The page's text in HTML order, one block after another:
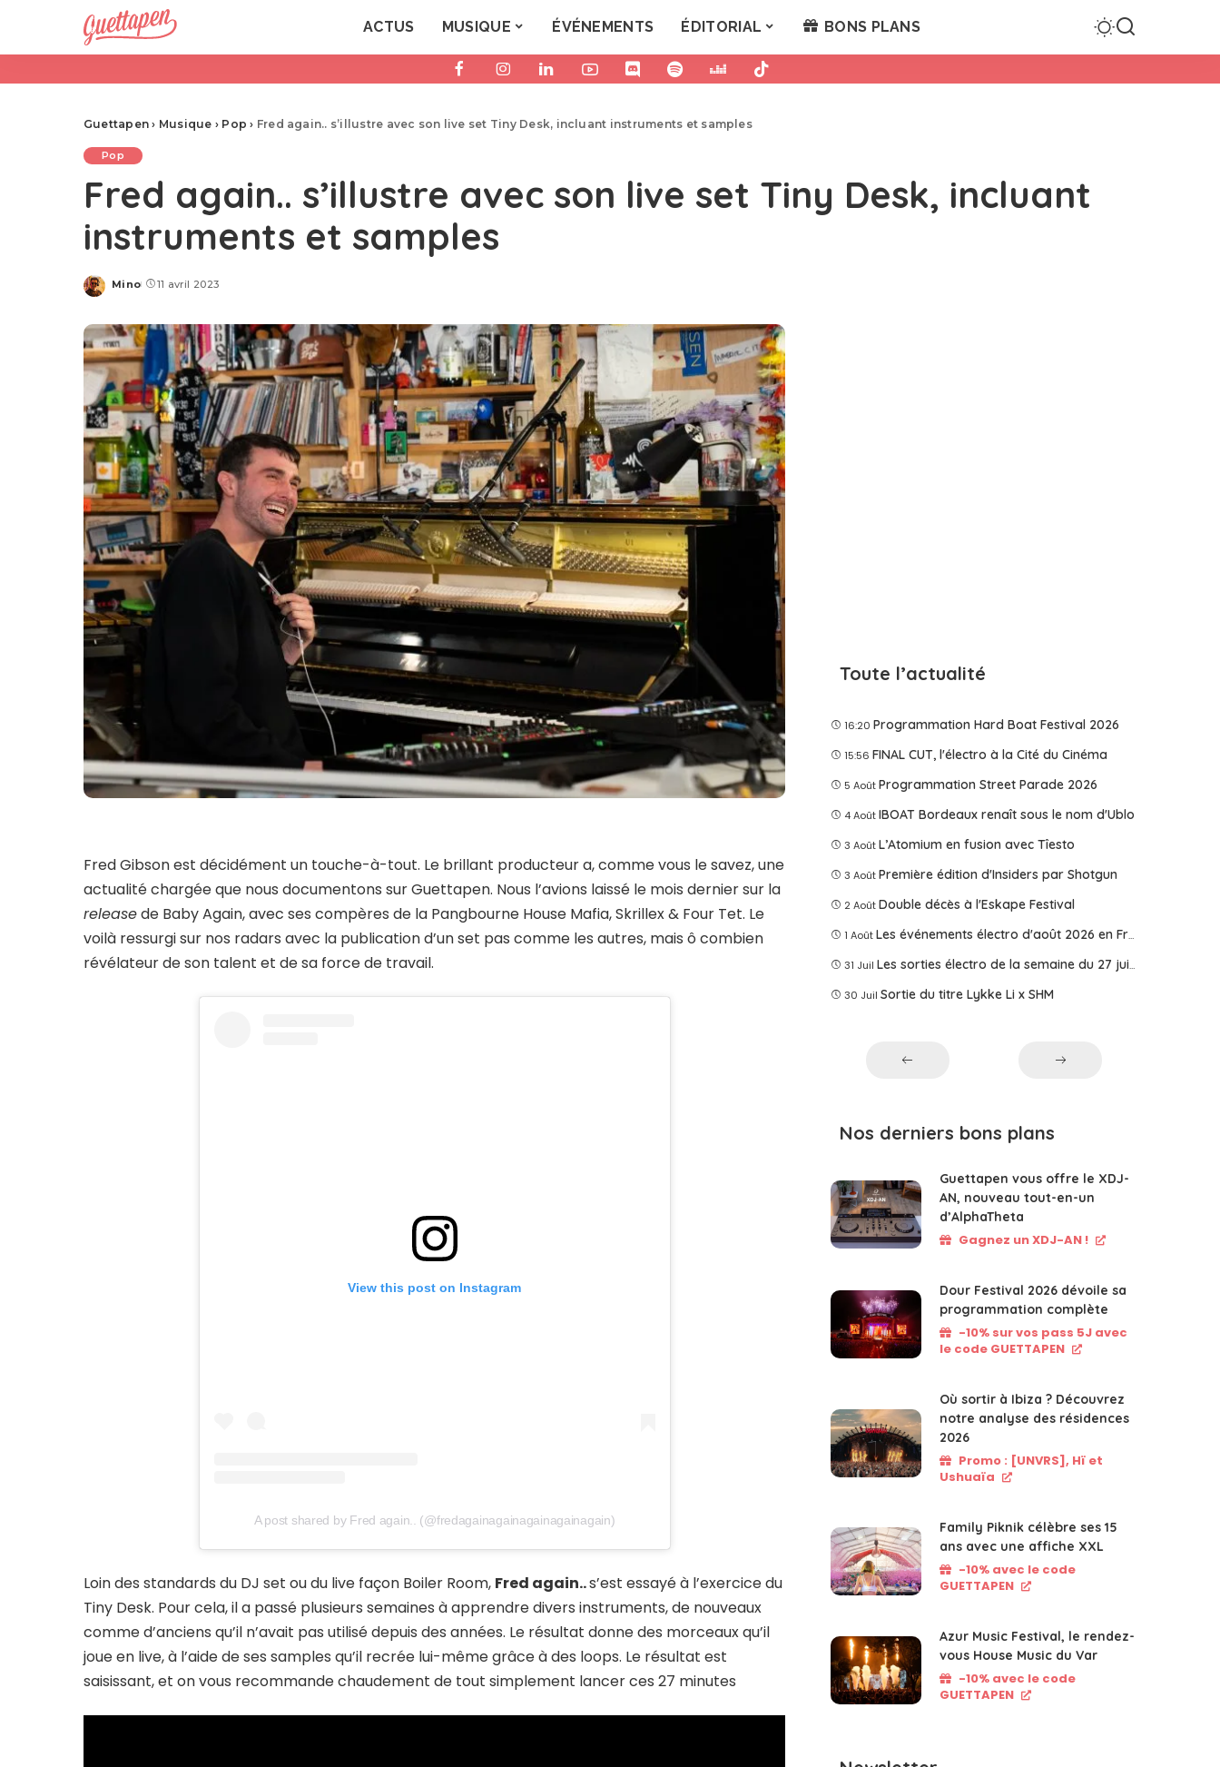
ACTUS MUSIQUE ÉVÉNEMENTS ÉDITORIAL BONS PLANS
Guettapen › Musique › Pop › Fred again.. s’illustre avec son live set Tiny Desk, incluant instruments et samples
Pop
Fred again.. s’illustre avec son live set Tiny Desk, incluant
instruments et samples
Posted
Mino 11 avril 2023
Fred Gibson est décidément un touche-à-tout. Le brillant producteur a, comme vous le savez, une
actualité chargée que nous documentons sur Guettapen. Nous l’avions laissé le mois dernier sur la
releasede Baby Again, avec ses compères de la Pangbourne House Mafia, Skrillex & Four Tet. Le
voilà ressurgi sur nos radars avec la publication d’un set pas comme les autres, mais ô combien
révélateur de son talent et de sa force de travail.
View this post on Instagram
A post shared by Fred again.. (@fredagainagainagainagainagain)
Loin des standards du DJ set ou du live façon Boiler Room, Fred again..s’est essayé à l’exercice du
Tiny Desk. Pour cela, il a passé plusieurs semaines à apprendre divers instruments, de nouveaux
comme d’anciens qu’il n’avait pas utilisé depuis des années. Le résultat donne des morceaux qu’il
joue en live, à l’aide de ses samples qu’il recrée lui-même grâce à des loops. Le résultat est
saisissant, et on vous recommande chaudement de tout simplement lancer ces 27 minutes
Toute l’actualité
16:20 Programmation Hard Boat Festival 2026
15:56 FINAL CUT, l'électro à la Cité du Cinéma
5 Août Programmation Street Parade 2026
4 Août IBOAT Bordeaux renaît sous le nom d'Ublo
3 Août L’Atomium en fusion avec Tîesto
3 Août Première édition d'Insiders par Shotgun
2 Août Double décès à l'Eskape Festival
1 Août Les événements électro d'août 2026 en France
31 Juil Les sorties électro de la semaine du 27 juillet 2026
30 Juil Sortie du titre Lykke Li x SHM
Nos derniers bons plans
Guettapen vous offre le XDJ-
AN, nouveau tout-en-un
d’AlphaTheta
Gagnez un XDJ-AN !
Dour Festival 2026 dévoile sa
programmation complète
-10% sur vos pass 5J avec
le code GUETTAPEN
Où sortir à Ibiza ? Découvrez
notre analyse des résidences
2026
Promo : [UNVRS], Hï et
Ushuaïa
Family Piknik célèbre ses 15
ans avec une affiche XXL
-10% avec le code
GUETTAPEN
Azur Music Festival, le rendez-
vous House Music du Var
-10% avec le code
GUETTAPEN